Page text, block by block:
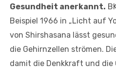
Gesundheit anerkannt.
Beispiel 1966 in „Licht auf
von Shirshasana lässt
die Gehirnzellen strömen.
damit die Denkkraft und die